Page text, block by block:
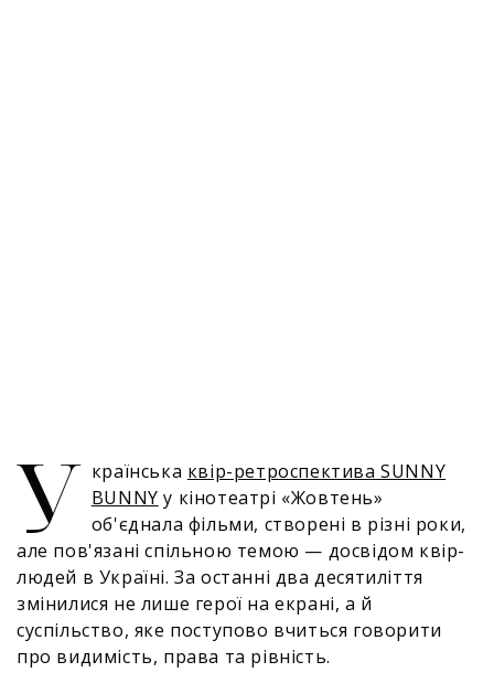
У країнська квір-ретроспектива SUNNY
BUNNY у кінотеатрі «Жовтень»
об'єднала фільми, створені в різні роки,
але пов'язані спільною темою — досвідом квір-
людей в Україні. За останні два десятиліття
змінилися не лише герої на екрані, а й
суспільство, яке поступово вчиться говорити
про видимість, права та рівність.